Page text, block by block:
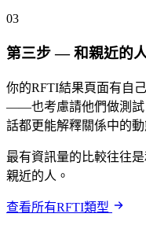
03
第三步 — 和親近的
你的RFTI結果頁面有自
——也考慮請他們做測試
話都更能解釋關係中的動
最有資訊量的比較往往
親近的人。
查看所有RFTI類型